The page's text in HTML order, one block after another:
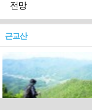
전망
근교산